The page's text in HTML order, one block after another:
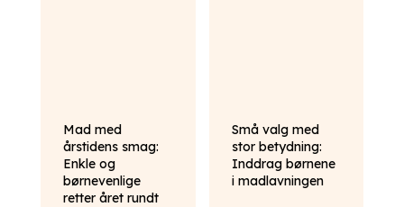
Mad med
årstidens smag:
Enkle og
børnevenlige
retter året rundt
Små valg med
stor betydning:
Inddrag børnene
i madlavningen